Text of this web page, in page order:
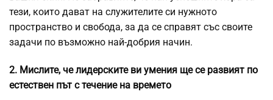
тези, които дават на служителите си нужното
пространство и свобода, за да се справят със своите
задачи по възможно най-добрия начин.
2. Мислите, че лидерските ви умения ще се развият по
естествен път с течение на времето